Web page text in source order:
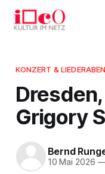
KONZERT &
Grigory
Bernd
10 Mai 2026